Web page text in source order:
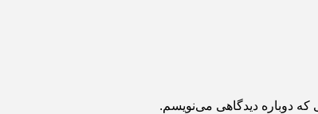
که دوباره دیدگاهی می‌نویسم.